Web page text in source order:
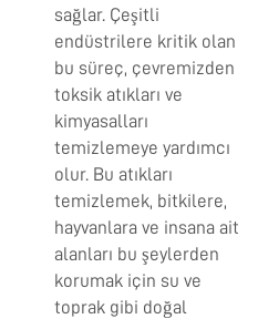
sağlar. Çeşitli
endüstrilere kritik olan
bu süreç, çevremizden
toksik atıkları ve
kimyasalları
temizlemeye yardımcı
olur. Bu atıkları
temizlemek, bitkilere,
hayvanlara ve insana ait
alanları bu şeylerden
korumak için su ve
toprak gibi doğal